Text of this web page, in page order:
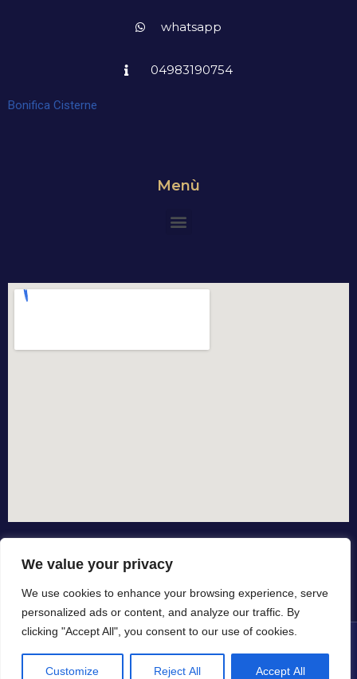
We value your privacy
We use cookies to enhance your browsing experience, serve
personalized ads or content, and analyze our traffic. By
clicking "Accept All", you consent to our use of cookies.
Customize Reject All Accept All
whatsapp
04983190754
Bonifica Cisterne
Menù
© All rights reserved dal 2015
in collaborazione con by io-spurgo.it